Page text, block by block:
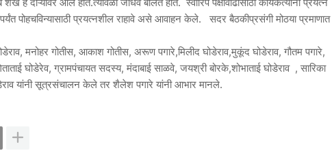
पोहचविन्यासाठी प्रयत्नशील राहावे असे आवाहन केले. सदर बैठकीप्रसंगी मोठया प्रमाणात
मनोहर गोतीस, आकाश गोतीस, अरूण पगारे,मिलीद घोडेराव,मुकूंद घोडेराव, गौतम पगारे,
घोडेरेव, ग्रामपंचायत सदस्य, मंदाबाई साळवे, जयश्री बोरके,शोभाताई घोडेराव , सारिका
यांनी सूत्रसंचालन केले तर शैलेश पगारे यांनी आभार मानले.